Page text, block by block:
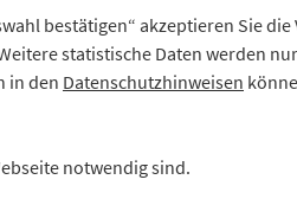
Wie
Die
gehen die
bestätigen“ akzeptieren Sie
statistische Daten werden
in den Datenschutzhinweisen
notwendig sind.